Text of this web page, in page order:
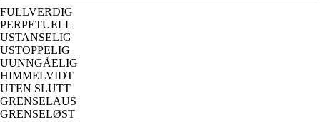
FULLVERDIG
PERPETUELL
USTANSELIG
USTOPPELIG
UUNNGÅELIG
HIMMELVIDT
UTEN SLUTT
GRENSELAUS
GRENSELØST